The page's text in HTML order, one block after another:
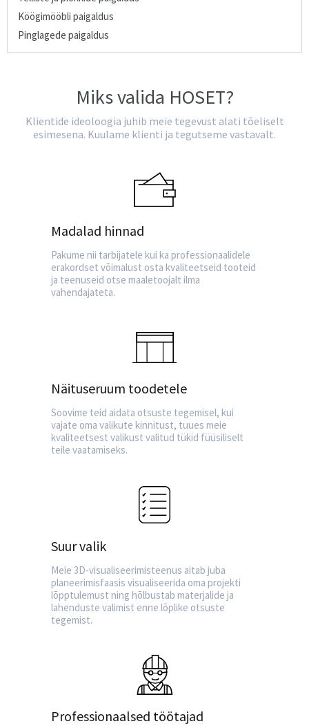
Köögimööbli paigaldus
Pinglagede paigaldus
Miks valida HOSET?
Klientide ideoloogia juhib meie tegevust alati tõeliselt
esimesena. Kuulame klienti ja tegutseme vastavalt.
Madalad hinnad
Pakume nii tarbijatele kui ka professionaalidele
erakordset võimalust osta kvaliteetseid tooteid
ja teenuseid otse maaletoojalt ilma
vahendajateta.
Näituseruum toodetele
Soovime teid aidata otsuste tegemisel, kui
vajate oma valikute kinnitust, tuues meie
kvaliteetsest valikust valitud tükid füüsiliselt
teile vaatamiseks.
Suur valik
Meie 3D-visualiseerimisteenus aitab juba
planeerimisfaasis visualiseerida oma projekti
lõpptulemust ning hõlbustab materjalide ja
lahenduste valimist enne lõplike otsuste
tegemist.
Professionaalsed töötajad